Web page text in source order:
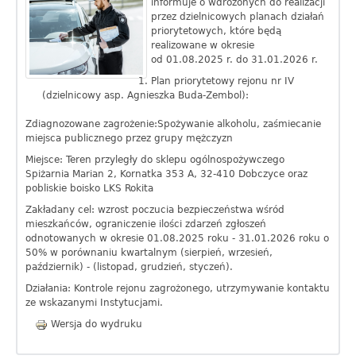
o
r
m
c
y
j
n
y
G
m
n
informuje o wdrożonych do realizacji
przez dzielnicowych planach działań
priorytetowych, które będą
realizowane w okresie
od 01.08.2025 r. do 31.01.2026 r.
Plan priorytetowy rejonu nr IV
(dzielnicowy asp. Agnieszka Buda-Zembol):
Zdiagnozowane zagrożenie:Spożywanie alkoholu, zaśmiecanie
miejsca publicznego przez grupy mężczyzn
Miejsce: Teren przyległy do sklepu ogólnospożywczego
Spiżarnia Marian 2, Kornatka 353 A, 32-410 Dobczyce oraz
pobliskie boisko LKS Rokita
Zakładany cel: wzrost poczucia bezpieczeństwa wśród
mieszkańców, ograniczenie ilości zdarzeń zgłoszeń
odnotowanych w okresie 01.08.2025 roku - 31.01.2026 roku o
50% w porównaniu kwartalnym (sierpień, wrzesień,
październik) - (listopad, grudzień, styczeń).
Działania: Kontrole rejonu zagrożonego, utrzymywanie kontaktu
ze wskazanymi Instytucjami.
Wersja do wydruku